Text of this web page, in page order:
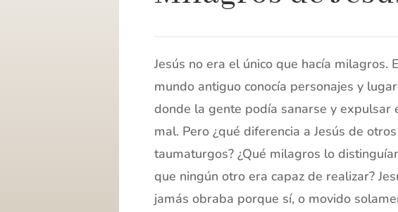
Jesús no era el único que hacía milagros.
mundo antiguo conocía personajes y
donde la gente podía sanarse y expulsar
mal. Pero ¿qué diferencia a Jesús de otros
taumaturgos? ¿Qué milagros lo
que ningún otro era capaz de realizar?
jamás obraba porque sí, o movido